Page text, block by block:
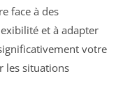
face à des
et à adapter
votre
les situations